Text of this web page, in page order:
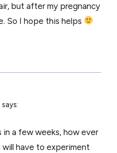
but after my pregnancy
So I hope this helps
says:
in a few weeks, how ever
have to experiment